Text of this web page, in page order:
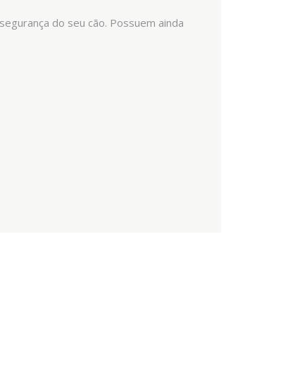
do seu cão. Possuem ainda